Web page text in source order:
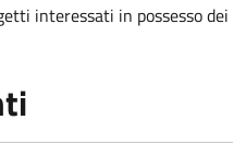
interessati in possesso dei